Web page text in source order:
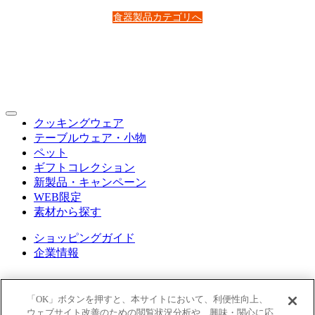
食器製品カテゴリへ
クッキングウェア
テーブルウェア・小物
ペット
ギフトコレクション
新製品・キャンペーン
WEB限定
素材から探す
ショッピングガイド
企業情報
「OK」ボタンを押すと、本サイトにおいて、利便性向上、
ウェブサイト改善のための閲覧状況分析や、興味・関心に応